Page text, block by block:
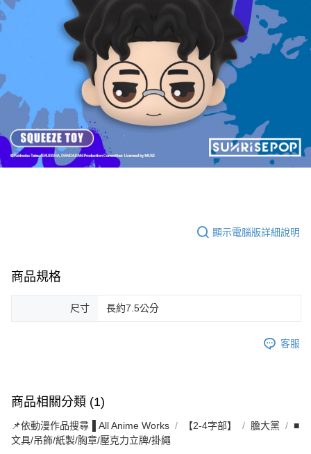
顯示電腦版詳細說明
商品規格
尺寸 長約7.5公分
客服
商品相關分類 (1)
📌依動漫作品搜尋▐ All Anime Works 【2-4字部】 膽大黨
■
文具/吊飾/紙製/胸章/壓克力立牌/掛繩